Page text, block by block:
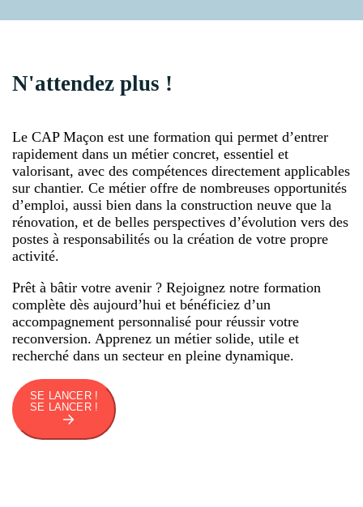
N'attendez plus !
Le CAP Maçon est une formation qui permet d’entrer
rapidement dans un métier concret, essentiel et
valorisant, avec des compétences directement applicables
sur chantier. Ce métier offre de nombreuses opportunités
d’emploi, aussi bien dans la construction neuve que la
rénovation, et de belles perspectives d’évolution vers des
postes à responsabilités ou la création de votre propre
activité.
Prêt à bâtir votre avenir ? Rejoignez notre formation
complète dès aujourd’hui et bénéficiez d’un
accompagnement personnalisé pour réussir votre
reconversion. Apprenez un métier solide, utile et
recherché dans un secteur en pleine dynamique.
SE LANCER !
SE LANCER !